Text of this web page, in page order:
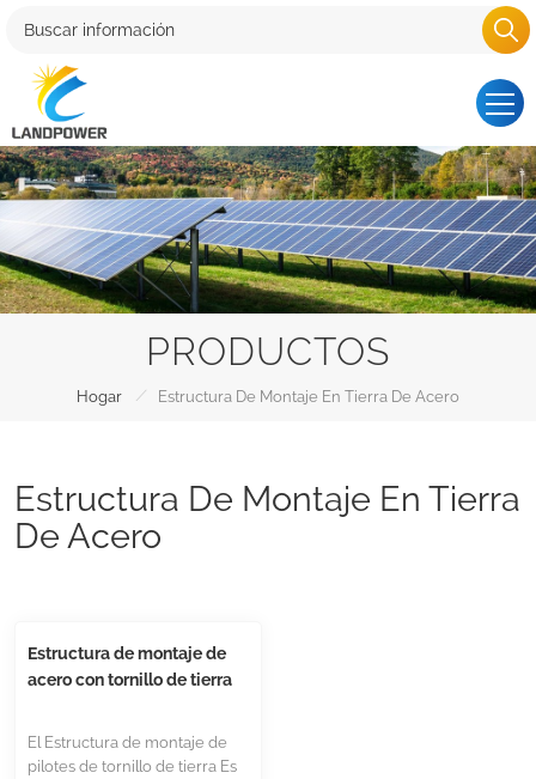
PRODUCTOS
Hogar / Estructura De Montaje En Tierra De Acero
Estructura De Montaje En Tierra
De Acero
Estructura de montaje de
acero con tornillo de tierra
El Estructura de montaje de
pilotes de tornillo de tierra Es